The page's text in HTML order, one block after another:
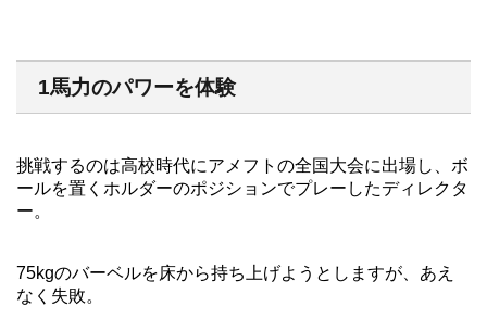
1馬力のパワーを体験
挑戦するのは高校時代にアメフトの全国大会に出場し、ボ
ールを置くホルダーのポジションでプレーしたディレクタ
ー。
75kgのバーベルを床から持ち上げようとしますが、あえ
なく失敗。